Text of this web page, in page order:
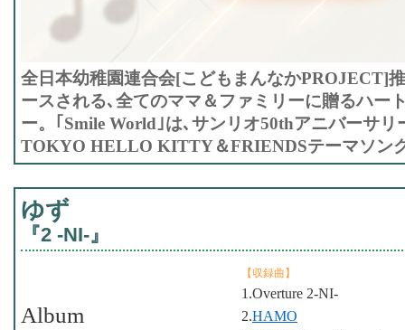
全日本幼稚園連合会[こどもまんなかPROJECT]
ースされる､全てのママ＆ファミリーに贈るハー
ー。｢Smile World｣は､サンリオ50thアニバーサ
TOKYO HELLO KITTY＆FRIENDSテーマソン
ゆず
『2 -NI-』
【収録曲】
1.Overture 2-NI-
2.HAMO
Album